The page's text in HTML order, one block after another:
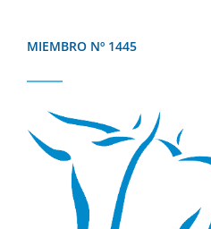
MIEMBRO Nº 1445